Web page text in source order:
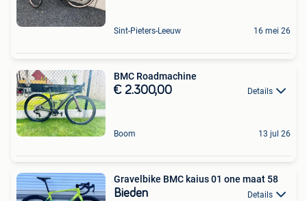
Sint-Pieters-Leeuw 16 mei 26
BMC Roadmachine
€ 2.300,00 Details
Boom 13 jul 26
Gravelbike BMC kaius 01 one maat 58
Bieden Details